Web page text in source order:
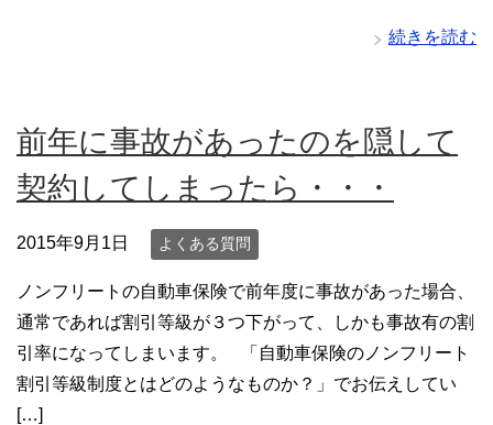
続きを読む
前年に事故があったのを隠して
契約してしまったら・・・
2015年9月1日 よくある質問
ノンフリートの自動車保険で前年度に事故があった場合、
通常であれば割引等級が３つ下がって、しかも事故有の割
引率になってしまいます。 「自動車保険のノンフリート
割引等級制度とはどのようなものか？」でお伝えしてい
[…]